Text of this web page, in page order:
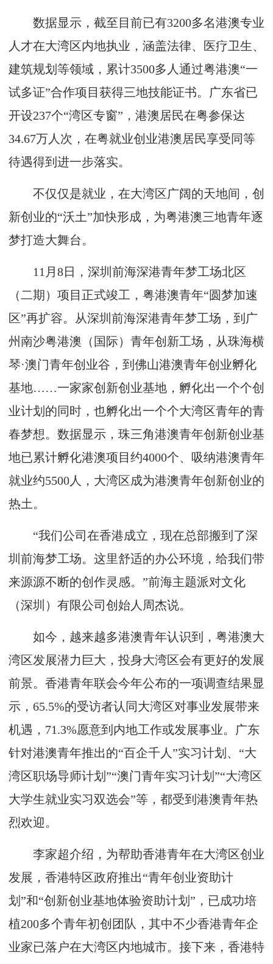
数据显示，截至目前已有3200多名港澳专业
人才在大湾区内地执业，涵盖法律、医疗卫生、
建筑规划等领域，累计3500多人通过粤港澳“一
试多证”合作项目获得三地技能证书。广东省已
开设237个“湾区专窗”，港澳居民在粤参保达
34.67万人次，在粤就业创业港澳居民享受同等
待遇得到进一步落实。
不仅仅是就业，在大湾区广阔的天地间，创
新创业的“沃土”加快形成，为粤港澳三地青年逐
梦打造大舞台。
11月8日，深圳前海深港青年梦工场北区
（二期）项目正式竣工，粤港澳青年“圆梦加速
区”再扩容。从深圳前海深港青年梦工场，到广
州南沙粤港澳（国际）青年创新工场，从珠海横
琴·澳门青年创业谷，到佛山港澳青年创业孵化
基地……一家家创新创业基地，孵化出一个个创
业计划的同时，也孵化出一个个大湾区青年的青
春梦想。数据显示，珠三角港澳青年创新创业基
地已累计孵化港澳项目约4000个、吸纳港澳青年
就业约5500人，大湾区成为港澳青年创新创业的
热土。
“我们公司在香港成立，现在总部搬到了深
圳前海梦工场。这里舒适的办公环境，给我们带
来源源不断的创作灵感。”前海主题派对文化
（深圳）有限公司创始人周杰说。
如今，越来越多港澳青年认识到，粤港澳大
湾区发展潜力巨大，投身大湾区会有更好的发展
前景。香港青年联会今年公布的一项调查结果显
示，65.5%的受访者认同大湾区对事业发展带来
机遇，71.3%愿意到内地工作或发展事业。广东
针对港澳青年推出的“百企千人”实习计划、“大
湾区职场导师计划”“澳门青年实习计划”“大湾区
大学生就业实习双选会”等，都受到港澳青年热
烈欢迎。
李家超介绍，为帮助香港青年在大湾区创业
发展，香港特区政府推出“青年创业资助计
划”和“创新创业基地体验资助计划”，已成功培
植200多个青年初创团队，其中不少香港青年企
业家已落户在大湾区内地城市。接下来，香港特